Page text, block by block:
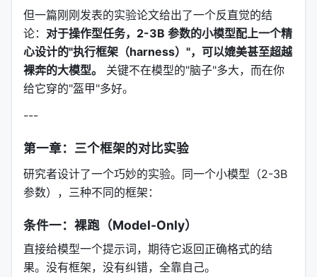
但一篇刚刚发表的实验论文给出了一个反直觉的结
论： 对于操作型任务，2-3B 参数的小模型配上一个精
心设计的"执行框架（harness）"，可以媲美甚至超越
裸奔的大模型。
关键不在模型的"脑子"多大，而在你
给它穿的"盔甲"多好。
---
第一章：三个框架的对比实验
研究者设计了一个巧妙的实验。同一个小模型（2-3B
参数），三种不同的框架：
条件一：裸跑（Model-Only）
直接给模型一个提示词，期待它返回正确格式的结
果。没有框架，没有纠错，全靠自己。